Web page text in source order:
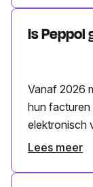
Is Peppol
Vanaf 2026
hun
elektronisch
Lees meer